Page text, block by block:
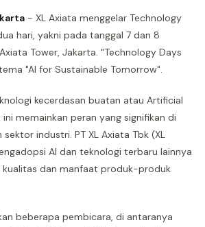
- XL Axiata menggelar Technology
hari, yakni pada tanggal 7 dan 8
Tower, Jakarta. "Technology Days
"AI for Sustainable Tomorrow".
kecerdasan buatan atau Artificial
memainkan peran yang signifikan di
industri. PT XL Axiata Tbk (XL
AI dan teknologi terbaru lainnya
kualitas dan manfaat produk-produk
beberapa pembicara, di antaranya